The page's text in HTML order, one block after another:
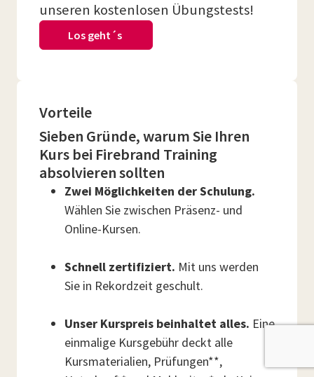
unseren kostenlosen Übungstests!
Los geht´s
Vorteile
Sieben Gründe, warum Sie Ihren
Kurs bei Firebrand Training
absolvieren sollten
Zwei Möglichkeiten der Schulung.
Wählen Sie zwischen Präsenz- und
Online-Kursen.
Schnell zertifiziert. Mit uns werden
Sie in Rekordzeit geschult.
Unser Kurspreis beinhaltet alles. Eine
einmalige Kursgebühr deckt alle
Kursmaterialien, Prüfungen**,